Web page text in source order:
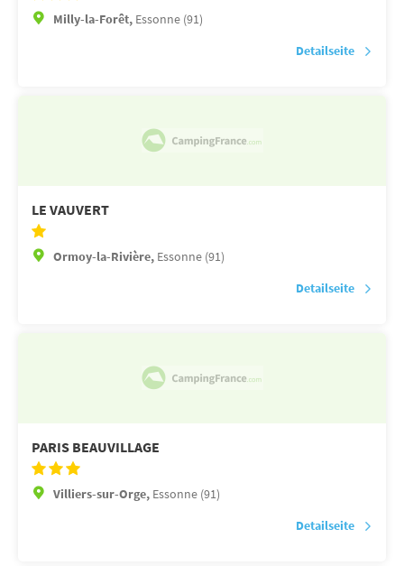
Milly-la-Forêt, Essonne (91)
Detailseite
LE VAUVERT
Ormoy-la-Rivière, Essonne (91)
Detailseite
PARIS BEAUVILLAGE
Villiers-sur-Orge, Essonne (91)
Detailseite